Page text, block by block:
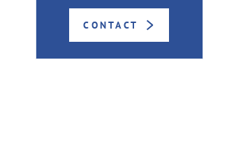
CONTACT